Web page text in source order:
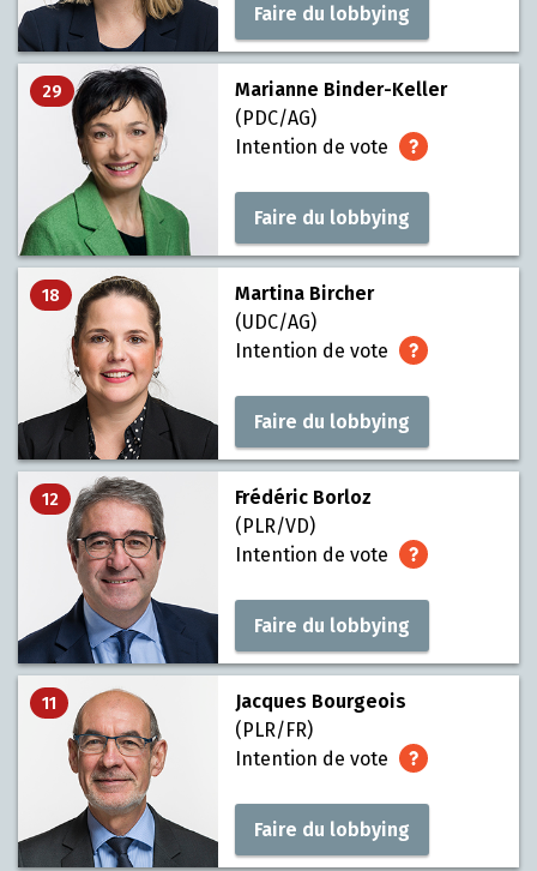
Faire du lobbying
29
Marianne Binder-Keller
(PDC/AG)
Intention de vote
Faire du lobbying
18
Martina Bircher
(UDC/AG)
Intention de vote
Faire du lobbying
12
Frédéric Borloz
(PLR/VD)
Intention de vote
Faire du lobbying
11
Jacques Bourgeois
(PLR/FR)
Intention de vote
Faire du lobbying